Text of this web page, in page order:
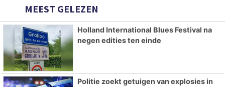
MEEST GELEZEN
Holland International Blues Festival na
negen edities ten einde
Politie zoekt getuigen van explosies in